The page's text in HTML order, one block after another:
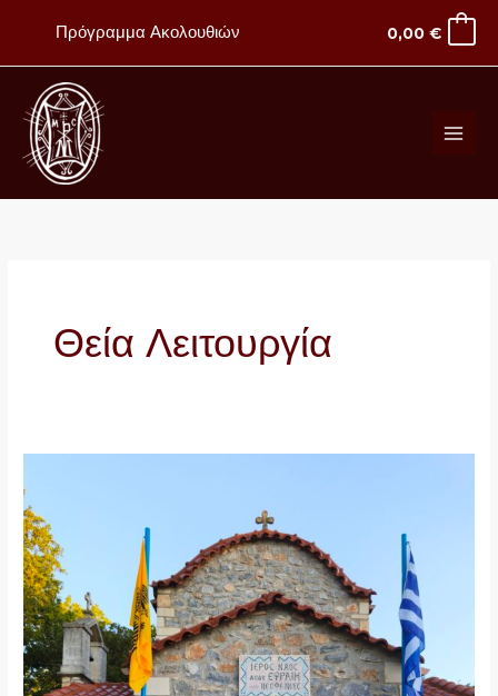
περιεχόμενο
Πρόγραμμα Ακολουθιών 0,00 €
Θεία Λειτουργία
Εφραίμ
Στο
Ρέθυμνο